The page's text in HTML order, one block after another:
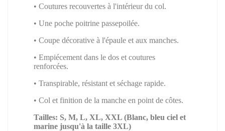
• Coutures recouvertes à l'intérieur du col.
• Une poche poitrine passepoilée.
• Coupe décorative à l'épaule et aux manches.
• Empiécement dans le dos et coutures
renforcées.
• Transpirable, résistant et séchage rapide.
• Col et finition de la manche en point de côtes.
Tailles: S, M, L, XL, XXL (Blanc, bleu ciel et
marine jusqu'à la taille 3XL)